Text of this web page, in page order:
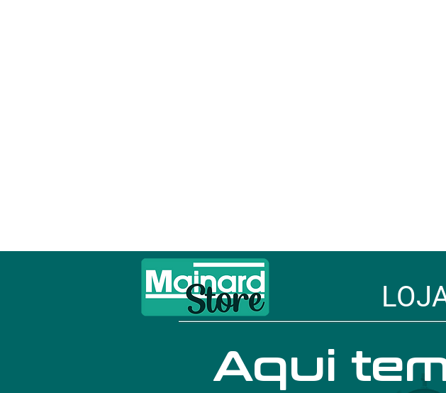
Aqui